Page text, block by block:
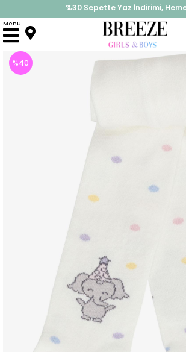
%30 Sepette Yaz İndirimi,
İndirimlere ek %10 İndirimi Kap,
Menu
Anasayfa Çorap Kız Bebek Külotlu Çorap Sevimli Fil Baskılı Abs li Ekru ()
%40